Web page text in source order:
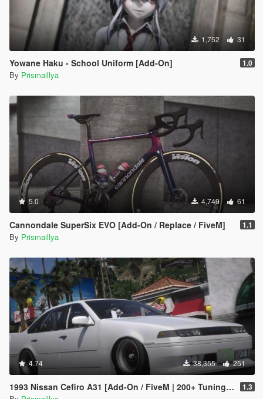
1,752 31
Yowane Haku - School Uniform [Add-On] 1.0
By Prismaillya
5.0 4,749 61
Cannondale SuperSix EVO [Add-On / Replace / FiveM] 1.1
By Prismaillya
4.74 38,355 251
1993 Nissan Cefiro A31 [Add-On / FiveM | 200+ Tunings | Templates | Unlocked] 1.3